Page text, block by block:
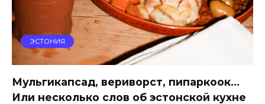
ЭСТОНИЯ
Мульгикапсад, вериворст, пипаркоок…
Или несколько слов об эстонской кухне